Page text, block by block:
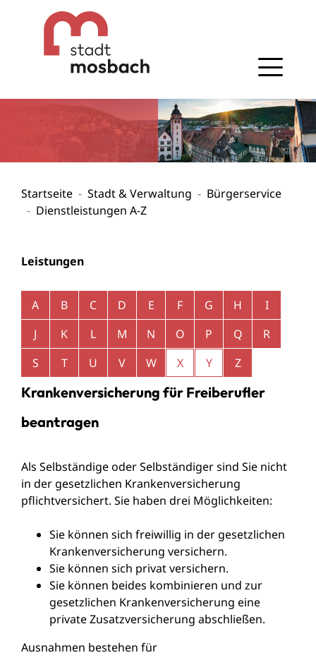
Gehe zum Navigationsbereich
Gehe zum Inhalt
Startseite Stadt & Verwaltung
Bürgerservice
Dienstleistungen A-Z
Leistungen
Alphabetisches Register überspringen
A B C D E F G H
I
J
K L M N O P Q
R
S
T U V W X Y Z
Krankenversicherung für Freiberufler
beantragen
Als Selbständige oder Selbständiger sind Sie nicht
in der gesetzlichen Krankenversicherung
pflichtversichert. Sie haben drei Möglichkeiten:
Sie können sich freiwillig in der gesetzlichen
Krankenversicherung versichern.
Sie können sich privat versichern.
Sie können beides kombinieren und zur
gesetzlichen Krankenversicherung eine
private Zusatzversicherung abschließen.
Ausnahmen bestehen für